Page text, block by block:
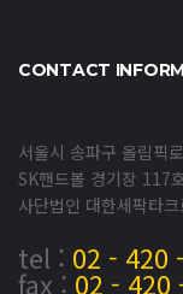
CONTACT
서울시 송파구 올림픽
SK핸드볼 경기장 117
사단법인 대한세팍타크
tel : 02 - 420
fax : 02 - 420